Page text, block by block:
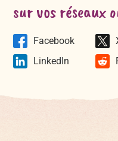
sur vos réseaux
Facebook
LinkedIn